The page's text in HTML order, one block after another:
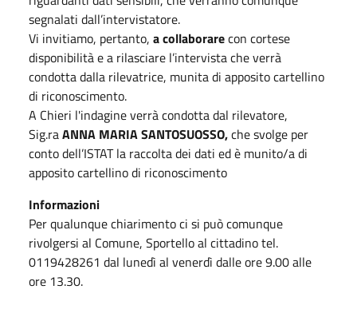
segnalati dall’intervistatore.
Vi invitiamo, pertanto, a collaborarecon cortese
disponibilità e a rilasciare l’intervista che verrà
condotta dalla rilevatrice, munita di apposito cartellino
di riconoscimento.
A Chieri l'indagine verrà condotta dal rilevatore,
Sig.raANNA MARIA SANTOSUOSSO,che svolge per
conto dell’ISTAT la raccolta dei dati ed è munito/a di
apposito cartellino di riconoscimento
Informazioni
Per qualunque chiarimento ci si può comunque
rivolgersi al Comune, Sportello al cittadino tel.
0119428261 dal lunedì al venerdì dalle ore 9.00 alle
ore 13.30.